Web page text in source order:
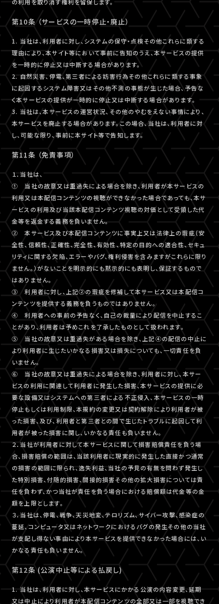
の利用を取り消す権利を留保します。
第10条 （サービスの一時停止・廃止）
1. 当社は、利用者に対し、システムの保守・点検その他これらに類する
理由により、本サイト等において事前に告知のうえ、本サービスの提供
を一時的に停止又は中断する場合があります。
2. 自然災害、停電、第三者による妨害行為その他これらに類する事象
に起因するシステム障害又はその他不測の事態が生じた場合、予告な
く本サービスの提供が一時的に停止又は中断する場合があります。
3. 当社は、本サービスの運営状況、その他のやむをえない事情により、
本サービスを廃止する場合があります。この場合、当社は、利用者に対
し、可能な限り、事前に本サイト等で告知します。
第11条 （免責事項）
１．当社は、
① 当社の故意又は重過失による場合を除き、利用者が本サービスの
利用又は本配信コンテンツの視聴ができなかった場合であっても、本サ
ービスの利用及び当該本配信コンテンツ視聴の対価として受領した代
金等を返金する義務を負いません。
② 本サービス及び本配信コンテンツに事実上又は法律上の瑕疵（安
全性、信頼性、正確性、完全性、有効性、特定の目的への適合性、セキュ
リティに関する欠陥、エラーやバグ、権利侵害を含みますがこれらに限り
ません。）がないことを明示的にも黙示的にも表明し、保証するもので
はありません。
③ 利用者に対し、上記②の瑕疵を修補して本サービス又は本配信コ
ンテンツを提供する義務を負うものではありません。
④ 利用者への事前の予告なく、自己の裁量により配信を中止するこ
とがあり、利用者は予めこれを了承したものとして扱われます。
⑤ 当社の故意又は重過失がある場合を除き、上記④の配信の中止に
より利用者に生じたいかなる損害又は損失についても、一切責任を負
いません。
⑥ 当社の故意又は重過失による場合を除き、利用者に対し、本サー
ビスの利用に関連して利用者に発生した損害、本サービスの提供に必
要な設備又はシステムへの第三者による不正侵入、本サービスの一時
停止もしくは利用制限、本規約の変更又は契約解除により利用者が被
った損害、及び、利用者と第三者との間で生じたトラブルに起因して利
用者が被った損害に関し、いかなる責任も負いません。
２．当社が利用者に対して本サービスに関して損害賠償責任を負う場
合、損害賠償の範囲は、当該利用者に現実的に発生した直接かつ通常
の損害の範囲に限られ、逸失利益、当社の予見の有無を問わず発生し
た特別損害、付随的損害、間接的損害その他の拡大損害については責
任を負わず、かつ当社が責任を負う場合における賠償額は代金等の金
額を上限とします。
３．当社は、停電、戦争、天災地変、テロリズム、サイバー攻撃、感染症の
蔓延、コンピュータ又はネットワークにおけるバグの発生その他の当社
が支配し得ない事由により本サービスを提供できなかった場合には、い
かなる責任も負いません。
第12条 (公演中止等による払戻し)
1. 当社は、利用者に対し、本サービスにかかる公演の内容変更、延期
又は中止により利用者が本配信コンテンツの全部又は一部を視聴でき